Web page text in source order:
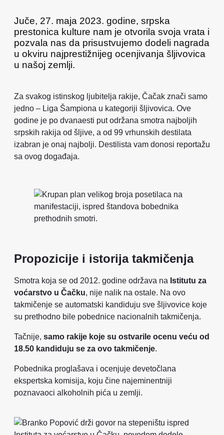
Juče, 27. maja 2023. godine, srpska
prestonica kulture nam je otvorila svoja vrata i
pozvala nas da prisustvujemo dodeli nagrada
u okviru najprestižnijeg ocenjivanja šljivovica
u našoj zemlji.
Za svakog istinskog ljubitelja rakije, Čačak znači samo
jedno – Liga Šampiona u kategoriji šljivovica. Ove
godine je po dvanaesti put održana smotra najboljih
srpskih rakija od šljive, a od 99 vrhunskih destilata
izabran je onaj najbolji. Destilista vam donosi reportažu
sa ovog događaja.
Propozicije i istorija takmičenja
Smotra koja se od 2012. godine održava na Istitutu za
voćarstvo u Čačku, nije nalik na ostale. Na ovo
takmičenje se automatski kandiduju sve šljivovice koje
su prethodno bile pobednice nacionalnih takmičenja.
Tačnije, samo rakije koje su ostvarile ocenu veću od
18.50 kandiduju se za ovo takmičenje.
Pobednika proglašava i ocenjuje devetočlana
ekspertska komisija, koju čine najeminentniji
poznavaoci alkoholnih pića u zemlji.